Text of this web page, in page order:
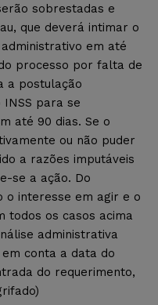
sobrestadas e
que deverá intimar o
em até
processo por falta de
a postulação
para se
até 90 dias. Se o
ou não puder
a razões imputáveis
se a ação. Do
o interesse em agir e o
todos os casos acima
administrativa
conta a data do
do requerimento,